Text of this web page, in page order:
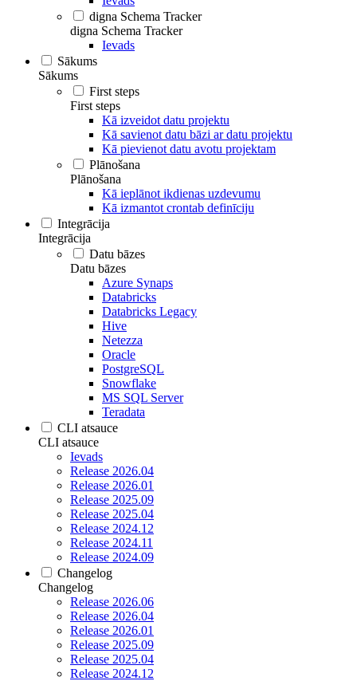
digna Schema Tracker
digna Schema Tracker
Ievads
Sākums
Sākums
First steps
First steps
Kā izveidot datu projektu
Kā savienot datu bāzi ar datu projektu
Kā pievienot datu avotu projektam
Plānošana
Plānošana
Kā ieplānot ikdienas uzdevumu
Kā izmantot crontab definīciju
Integrācija
Integrācija
Datu bāzes
Datu bāzes
Azure Synaps
Databricks
Databricks Legacy
Hive
Netezza
Oracle
PostgreSQL
Snowflake
MS SQL Server
Teradata
CLI atsauce
CLI atsauce
Ievads
Release 2026.04
Release 2026.01
Release 2025.09
Release 2025.04
Release 2024.12
Release 2024.11
Release 2024.09
Changelog
Changelog
Release 2026.06
Release 2026.04
Release 2026.01
Release 2025.09
Release 2025.04
Release 2024.12